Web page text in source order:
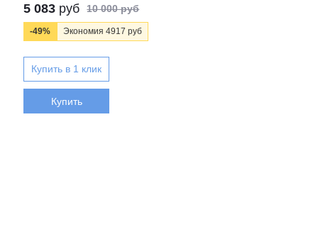
5 083 руб 10 000 руб
-49% Экономия 4917 руб
Купить